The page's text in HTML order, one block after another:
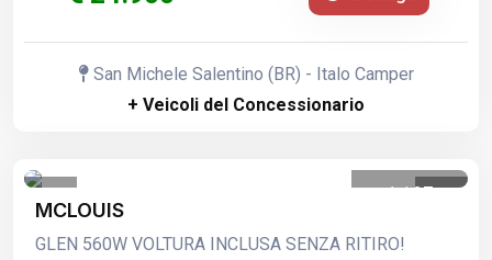
San Michele Salentino (BR) - Italo Camper
+ Veicoli del Concessionario
1 /27
MCLOUIS
GLEN 560W VOLTURA INCLUSA SENZA RITIRO!